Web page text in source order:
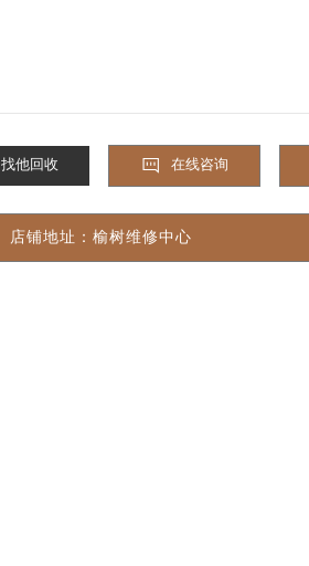
找他回收 在线咨询
店铺地址：榆树维修中心